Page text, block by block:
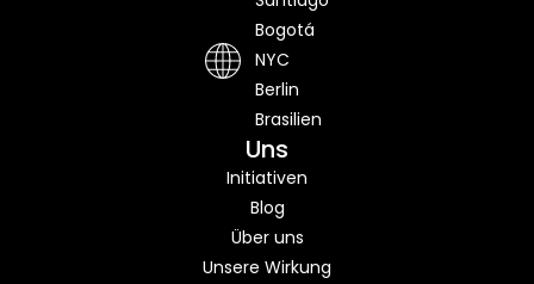
Bogotá
NYC
Berlin
Brasilien
Uns
Initiativen
Blog
Über uns
Unsere Wirkung